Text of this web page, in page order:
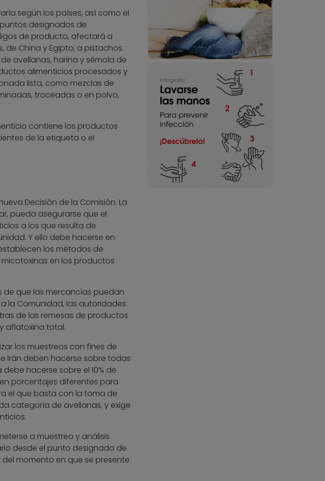
según los países, así como el
designados de
de producto, afectará a
de China y Egipto; a pistachos
avellanas, harina y sémola de
alimenticios procesados y
lista, como mezclas de
troceadas o en polvo,
contiene los productos
de la etiqueta o el
Decisión de la Comisión. La
pueda asegurarse que el
a los que resulta de
Y ello debe hacerse en
los métodos de
en los productos
de que las mercancías puedan
la Comunidad, las autoridades
de las remesas de productos
aflatoxina total.
los muestreos con fines de
Irán deben hacerse sobre todas
hacerse sobre el 10% de
porcentajes diferentes para
el que basta con la toma de
categoría de avellanas, y exige
a muestreo y análisis
desde el punto designado de
momento en que se presente